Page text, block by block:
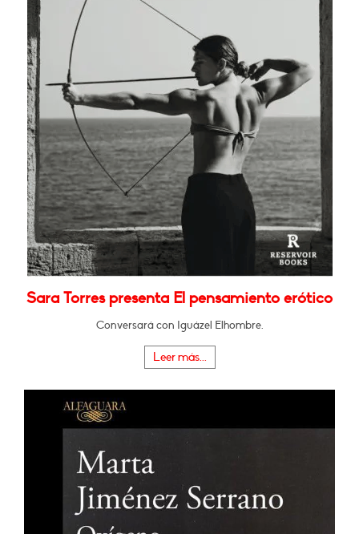
Sara Torres presenta El pensamiento erótico
Conversará con Iguázel Elhombre.
Leer más...